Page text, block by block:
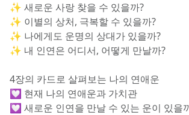
✨ 새로운 사랑 찾을 수 있을까?
✨ 이별의 상처, 극복할 수 있을까?
✨ 나에게도 운명의 상대가 있을까?
✨ 내 인연은 어디서, 어떻게 만날까?
4장의 카드로 살펴보는 나의 연애운
💟 현재 나의 연애운과 가치관
💟 새로운 인연을 만날 수 있는 운이 있을